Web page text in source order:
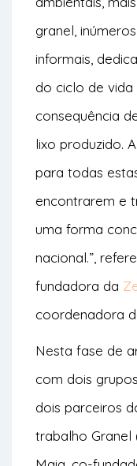
granel,
informais,
do ciclo de vida
consequência
lixo produzido.
para todas
encontrarem e
uma forma
nacional.”,
fundadora da
coordenadora
Nesta fase de
com dois
dois parceiros
trabalho Granel